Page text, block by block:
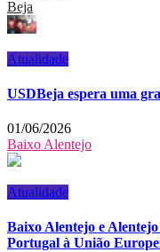
Beja
Atualidade
USDBeja espera uma
01/06/2026
Baixo Alentejo
Atualidade
Baixo Alentejo e
Portugal à União